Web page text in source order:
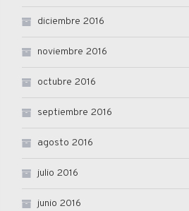
diciembre 2016
noviembre 2016
octubre 2016
septiembre 2016
agosto 2016
julio 2016
junio 2016